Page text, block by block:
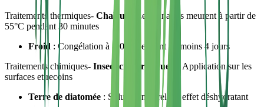
Traitements thermiques- Chaleur
: Les punaises meurent à partir de
55°C pendant 30 minutes
Froid : Congélation à -20°C pendant au moins 4 jours
Traitements chimiques- Insecticides résiduels
: Application sur les
surfaces et recoins
Terre de diatomée : Solution naturelle à effet déshydratant